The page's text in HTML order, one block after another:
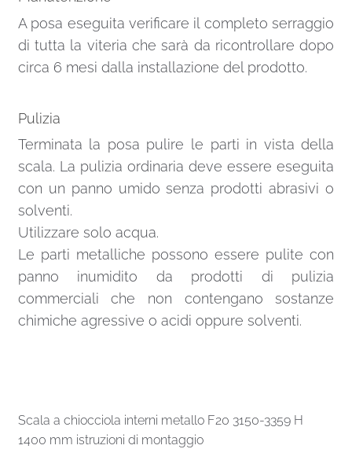
A posa eseguita verificare il completo serraggio
di tutta la viteria che sarà da ricontrollare dopo
circa 6 mesi dalla installazione del prodotto.
Pulizia
Terminata la posa pulire le parti in vista della
scala. La pulizia ordinaria deve essere eseguita
con un panno umido senza prodotti abrasivi o
solventi.
Utilizzare solo acqua.
Le parti metalliche possono essere pulite con
panno inumidito da prodotti di pulizia
commerciali che non contengano sostanze
chimiche agressive o acidi oppure solventi.
Scala a chiocciola interni metallo F20 3150-3359 H
1400 mm istruzioni di montaggio